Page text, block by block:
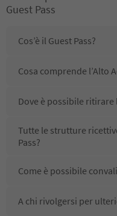
Guest Pass
Cos’è il Guest Pass?
Cosa comprende l’Alto
Dove è possibile ritirare
Tutte le strutture
Pass?
Come è possibile
A chi rivolgersi per